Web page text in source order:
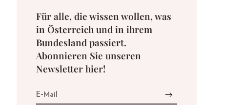
Für alle, die wissen wollen, was
in Österreich und in ihrem
Bundesland passiert.
Abonnieren Sie unseren
Newsletter hier!